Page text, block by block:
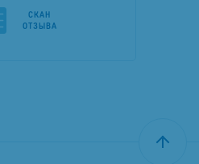
CКАН
ОТЗЫВА